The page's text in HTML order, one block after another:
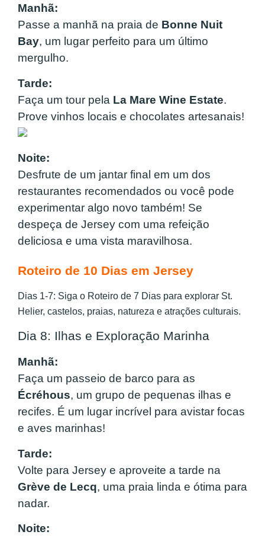
Manhã:
Passe a manhã na praia de Bonne Nuit
Bay, um lugar perfeito para um último
mergulho.
Tarde:
Faça um tour pela La Mare Wine Estate.
Prove vinhos locais e chocolates artesanais!
Noite:
Desfrute de um jantar final em um dos
restaurantes recomendados ou você pode
experimentar algo novo também! Se
despeça de Jersey com uma refeição
deliciosa e uma vista maravilhosa.
Roteiro de 10 Dias em Jersey
Dias 1-7: Siga o Roteiro de 7 Dias para explorar St.
Helier, castelos, praias, natureza e atrações culturais.
Dia 8: Ilhas e Exploração Marinha
Manhã:
Faça um passeio de barco para as
Écréhous, um grupo de pequenas ilhas e
recifes. É um lugar incrível para avistar focas
e aves marinhas!
Tarde:
Volte para Jersey e aproveite a tarde na
Grève de Lecq, uma praia linda e ótima para
nadar.
Noite: